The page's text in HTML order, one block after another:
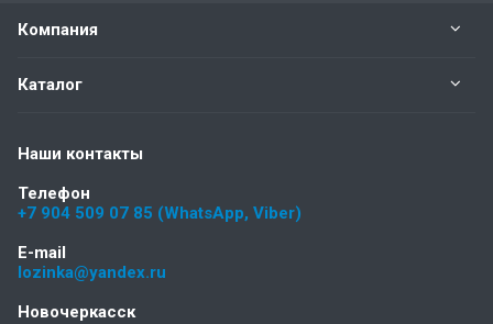
Компания
Каталог
Наши контакты
Телефон
+7 904 509 07 85 (WhatsApp, Viber)
E-mail
lozinka@yandex.ru
Новочеркасск